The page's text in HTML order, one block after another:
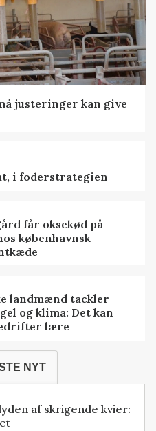
justeringer kan give
i foderstrategien
får oksekød på
københavnsk
landmænd tackler
og klima: Det kan
lære
NYT
af skrigende kvier: